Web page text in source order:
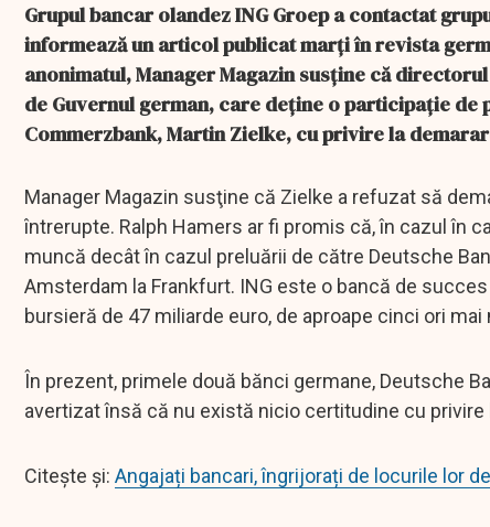
Grupul bancar olandez ING Groep a contactat
informează un articol publicat marţi în revista
anonimatul, Manager Magazin susţine că
de Guvernul german, care deţine o participaţie de
Commerzbank, Martin Zielke, cu privire la
Manager Magazin susţine că Zielke a refuzat să
întrerupte. Ralph Hamers ar fi promis că, în cazul în
muncă decât în cazul preluării de către Deutsche
Amsterdam la Frankfurt. ING este o bancă de
bursieră de 47 miliarde euro, de aproape cinci ori
În prezent, primele două bănci germane, Deutsche
avertizat însă că nu există nicio certitudine cu
Citește și: Angajați bancari, îngrijorați de locurile lor